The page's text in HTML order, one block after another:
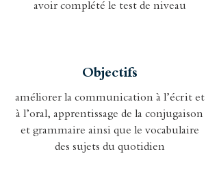
avoir complété le test de niveau
Objectifs
améliorer la communication à l’écrit et
à l’oral, apprentissage de la conjugaison
et grammaire ainsi que le vocabulaire
des sujets du quotidien